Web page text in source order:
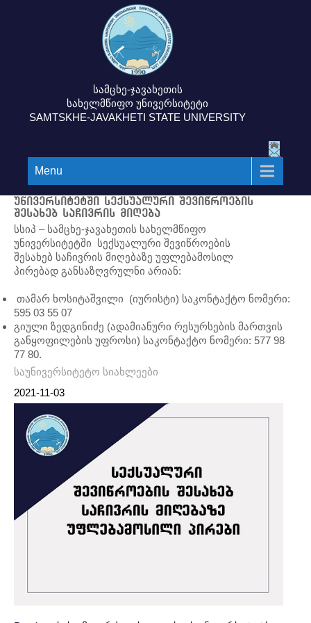
სამცხე-ჯავახეთის
სახელმწიფო უნივერსიტეტი
SAMTSKHE-JAVAKHETI STATE UNIVERSITY
Menu
უნივერსიტეტში სექსუალური შევიწროების
შესახებ საჩივრის მიღება
სსიპ – სამცხე-ჯავახეთის სახელმწიფო
უნივერსიტეტში სექსუალური შევიწროების
შესახებ საჩივრის მიღებაზე უფლებამოსილ
პირებად განსაზღვრულნი არიან:
თამარ ხოსიტაშვილი (იურისტი) საკონტაქტო ნომერი:
595 03 55 07
გიული ზედგინიძე (ადამიანური რესურსების მართვის
განყოფილების უფროსი) საკონტაქტო ნომერი: 577 98
77 80.
საუნივერსიტეტო სიახლეები
2021-11-03